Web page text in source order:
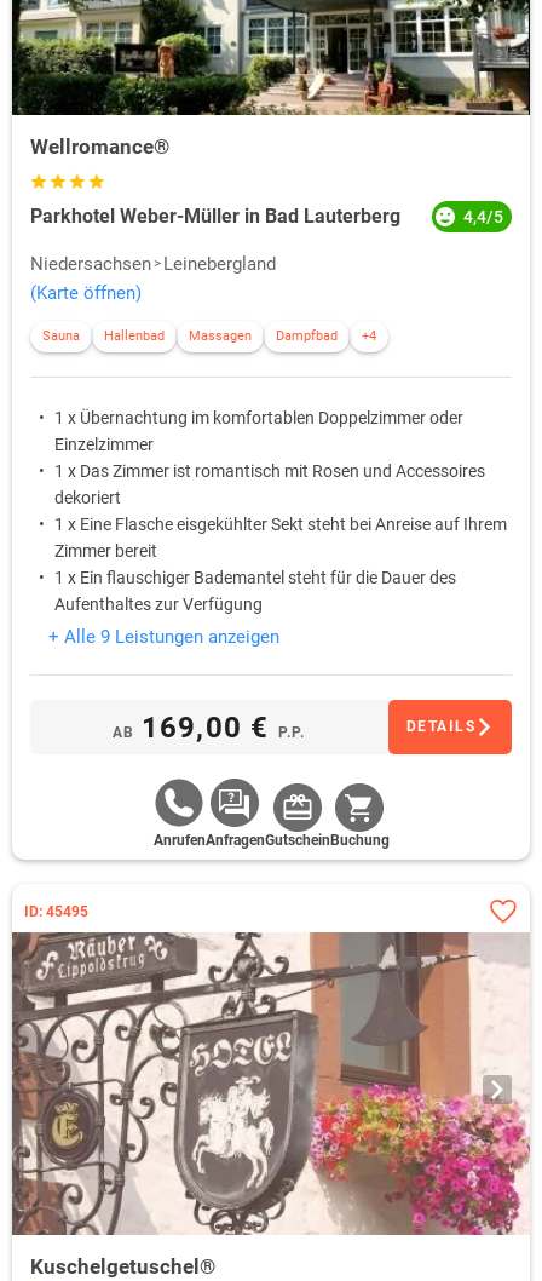
Wellromance®
Parkhotel Weber-Müller in Bad Lauterberg 4,4/5
Niedersachsen
Leinebergland
(Karte öffnen)
Sauna Hallenbad Massagen Dampfbad +4
1 x Übernachtung im komfortablen Doppelzimmer oder
Einzelzimmer
1 x Das Zimmer ist romantisch mit Rosen und Accessoires
dekoriert
1 x Eine Flasche eisgekühlter Sekt steht bei Anreise auf Ihrem
Zimmer bereit
1 x Ein flauschiger Bademantel steht für die Dauer des
Aufenthaltes zur Verfügung
1 x Entspannen Sie bei einer wohltuenden Rückenmassage
Light-Dinner am liebevoll gedeckten Tisch verwöhnen
+ Alle 9 Leistungen anzeigen
AB 169,00 € P.P. DETAILS
AnrufenAnfragenGutschein Buchung
ID: 45495
Kuschelgetuschel®